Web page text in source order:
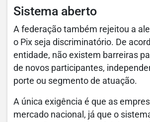
Sistema aberto
A federação também rejeitou a
o Pix seja discriminatório. De
entidade, não existem barreiras
de novos participantes,
porte ou segmento de atuação.
A única exigência é que as
mercado nacional, já que o